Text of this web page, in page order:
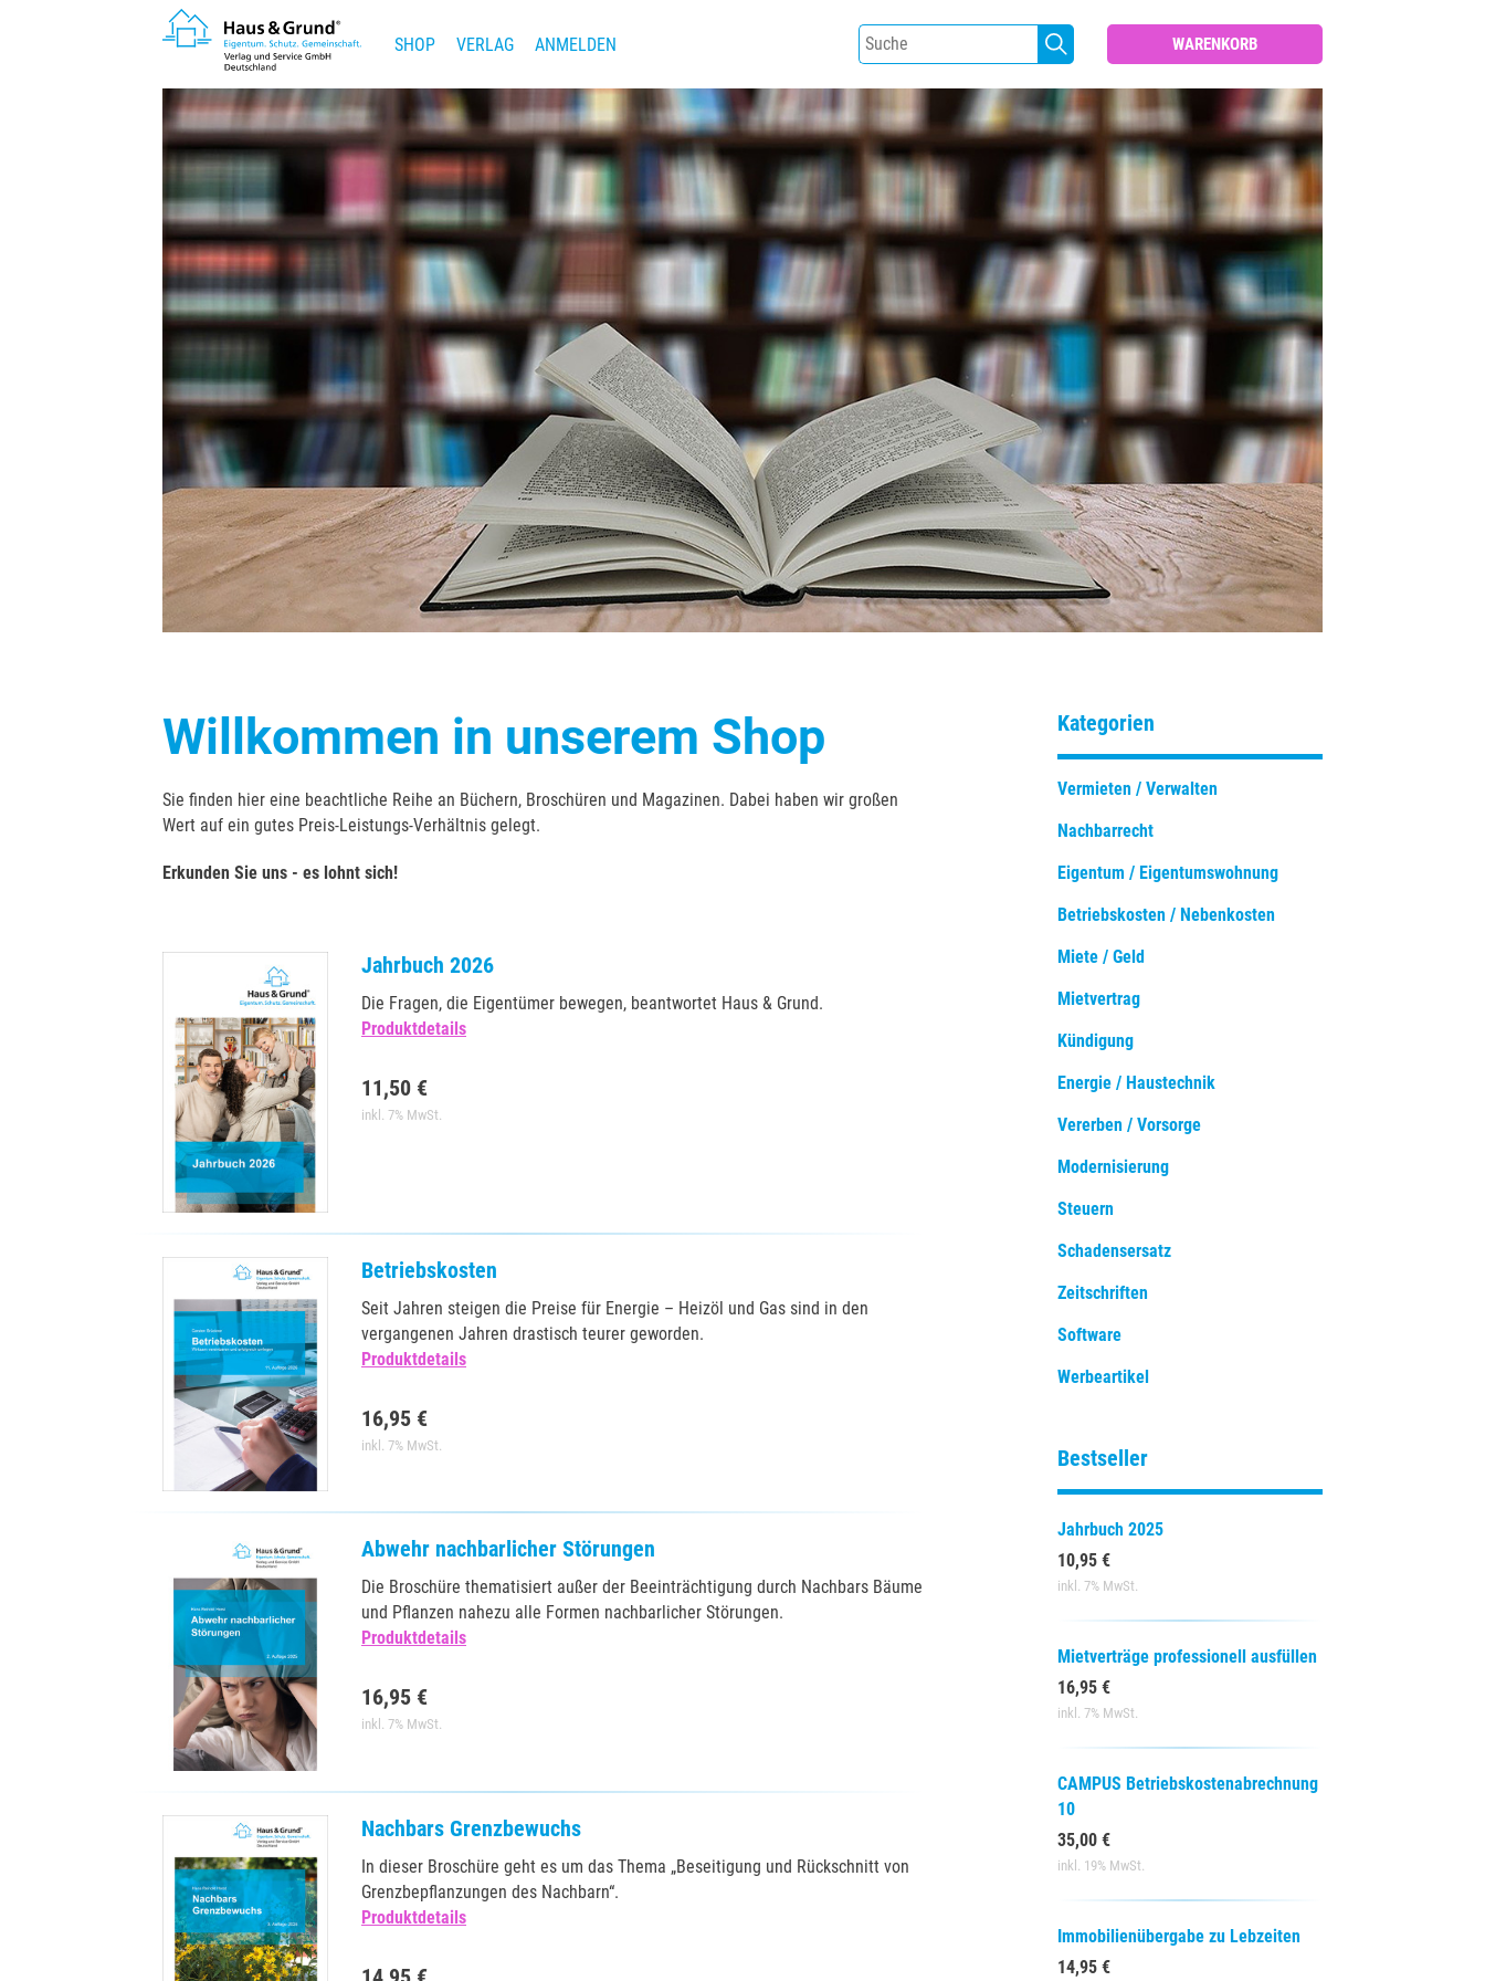
Willkommen in unserem Shop
Sie finden hier eine beachtliche Reihe an Büchern, Broschüren und Magazinen. Dabei haben wir großen
Wert auf ein gutes Preis-Leistungs-Verhältnis gelegt.
Erkunden Sie uns - es lohnt sich!
Jahrbuch 2026
Die Fragen, die Eigentümer bewegen, beantwortet Haus & Grund.
Produktdetails
11,50 €
inkl. 7% MwSt.
Betriebskosten
Seit Jahren steigen die Preise für Energie – Heizöl und Gas sind in den
vergangenen Jahren drastisch teurer geworden.
Produktdetails
16,95 €
inkl. 7% MwSt.
Abwehr nachbarlicher Störungen
Die Broschüre thematisiert außer der Beeinträchtigung durch Nachbars Bäume
und Pflanzen nahezu alle Formen nachbarlicher Störungen.
Produktdetails
16,95 €
inkl. 7% MwSt.
Nachbars Grenzbewuchs
In dieser Broschüre geht es um das Thema „Beseitigung und Rückschnitt von
Grenzbepflanzungen des Nachbarn“.
Produktdetails
Kategorien
Vermieten / Verwalten
Nachbarrecht
Eigentum / Eigentumswohnung
Betriebskosten / Nebenkosten
Miete / Geld
Mietvertrag
Kündigung
Energie / Haustechnik
Vererben / Vorsorge
Modernisierung
Steuern
Schadensersatz
Zeitschriften
Software
Werbeartikel
Bestseller
Jahrbuch 2025
10,95 €
inkl. 7% MwSt.
Mietverträge professionell ausfüllen
16,95 €
inkl. 7% MwSt.
CAMPUS Betriebskostenabrechnung
10
35,00 €
inkl. 19% MwSt.
Immobilienübergabe zu Lebzeiten
14,95 €
SHOP VERLAG ANMELDEN WARENKORB